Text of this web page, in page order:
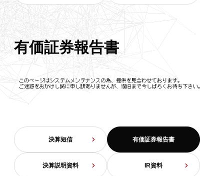
有価証券報告書
決算短信 有価証券報告書
決算説明資料 IR資料